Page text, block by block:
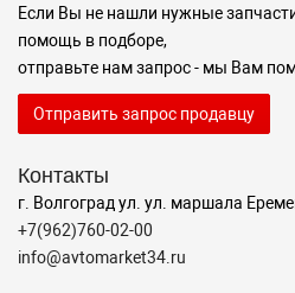
Если Вы не нашли нужные
помощь в подборе,
отправьте нам запрос - мы Вам
Отправить запрос продавцу
Контакты
г. Волгоград ул. ул. маршала
+7(962)760-02-00
info@avtomarket34.ru